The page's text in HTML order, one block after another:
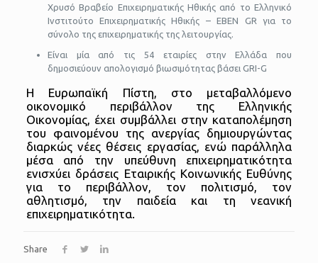
Χρυσό Βραβείο Επιχειρηματικής Ηθικής από το Ελληνικό
Ινστιτούτο Επιχειρηματικής Ηθικής – EBEN GR για το
σύνολο της επιχειρηματικής της λειτουργίας.
Είναι μία από τις 54 εταιρίες στην Ελλάδα που
δημοσιεύουν απολογισμό βιωσιμότητας βάσει GRI-G
Η Ευρωπαϊκή Πίστη, στο μεταβαλλόμενο
οικονομικό περιβάλλον της Ελληνικής
Οικονομίας, έχει συμβάλλει στην καταπολέμηση
του φαινομένου της ανεργίας δημιουργώντας
διαρκώς νέες θέσεις εργασίας, ενώ παράλληλα
μέσα από την υπεύθυνη επιχειρηματικότητα
ενισχύει δράσεις Εταιρικής Κοινωνικής Ευθύνης
για το περιβάλλον, τον πολιτισμό, τον
αθλητισμό, την παιδεία και τη νεανική
επιχειρηματικότητα.
Share